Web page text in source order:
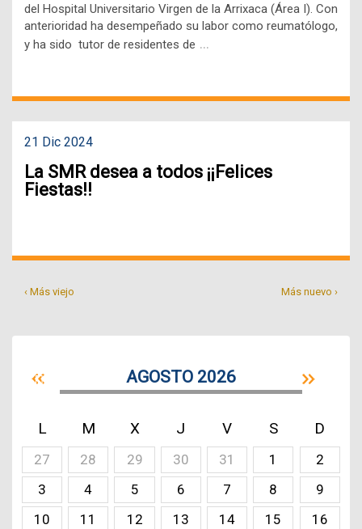
del Hospital Universitario Virgen de la Arrixaca (Área I). Con
anterioridad ha desempeñado su labor como reumatólogo,
y ha sido tutor de residentes de …
21 Dic 2024
La SMR desea a todos ¡¡Felices
Fiestas!!
‹ Más viejo Más nuevo ›
AGOSTO 2026
L M X J V S D
27 28 29 30 31 1
2
3
4 5 6 7 8
9
10
11 12 13 14 15
16